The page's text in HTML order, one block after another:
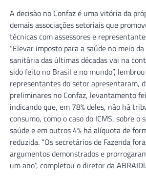
A decisão no Confaz é uma vitória da
demais associações setoriais que
técnicas com assessores e
“Elevar imposto para a saúde no meio
sanitária das últimas décadas vai na
sido feito no Brasil e no mundo”,
representantes do setor apresentaram,
preliminares no Confaz, levantamento
indicando que, em 78% deles, não há
consumo, como o caso do ICMS, sobre o
saúde e em outros 4% há alíquota de
reduzida. “Os secretários de Fazenda
argumentos demonstrados e
um ano”, completou o diretor da ABRAIDI.